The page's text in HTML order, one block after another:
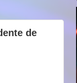
de